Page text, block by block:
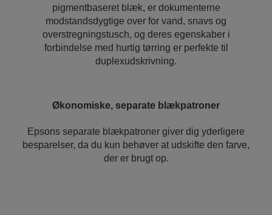
pigmentbaseret blæk, er dokumenterne
modstandsdygtige over for vand, snavs og
overstregningstusch, og deres egenskaber i
forbindelse med hurtig tørring er perfekte til
duplexudskrivning.
Økonomiske, separate blækpatroner
Epsons separate blækpatroner giver dig yderligere
besparelser, da du kun behøver at udskifte den farve,
der er brugt op.